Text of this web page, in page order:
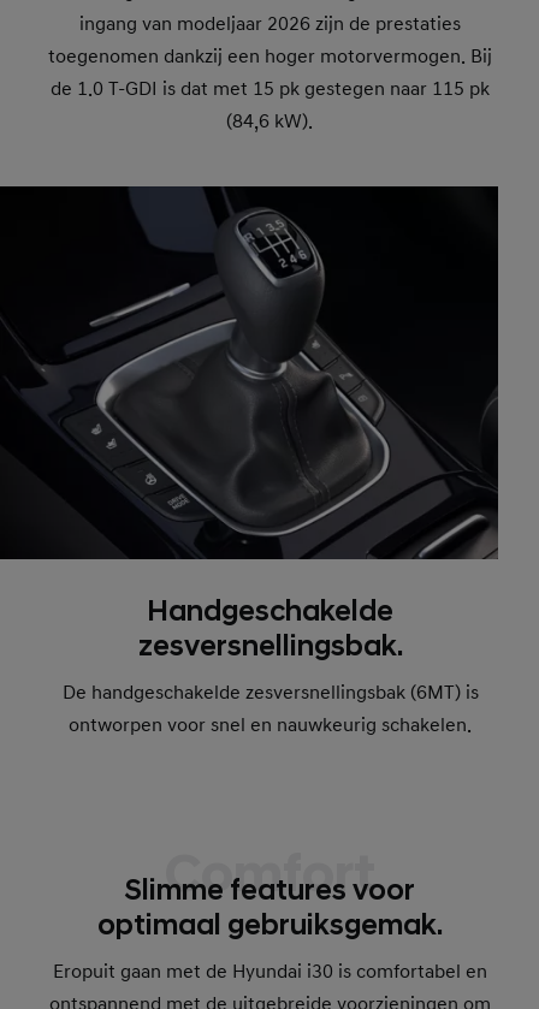
ingang van modeljaar 2026 zijn de prestaties
toegenomen dankzij een hoger motorvermogen. Bij
de 1.0 T-GDI is dat met 15 pk gestegen naar 115 pk
(84,6 kW).
Handgeschakelde
zesversnellingsbak.
De handgeschakelde zesversnellingsbak (6MT) is
ontworpen voor snel en nauwkeurig schakelen.
Comfort
Slimme features voor
optimaal gebruiksgemak.
Eropuit gaan met de Hyundai i30 is comfortabel en
ontspannend met de uitgebreide voorzieningen om